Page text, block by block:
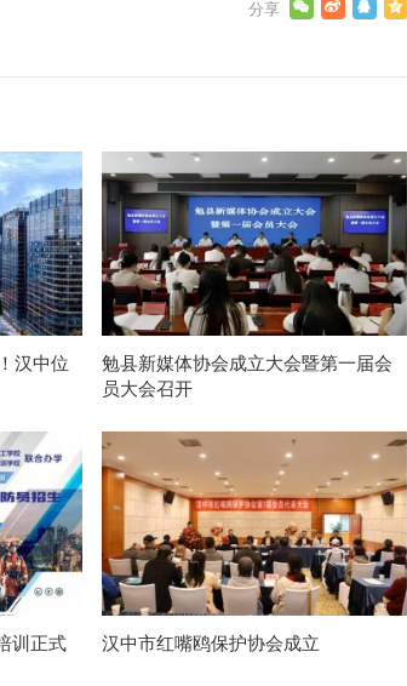
汉中位
勉县新媒体协会成立大会暨第一届会
员大会召开
训正式
汉中市红嘴鸥保护协会成立